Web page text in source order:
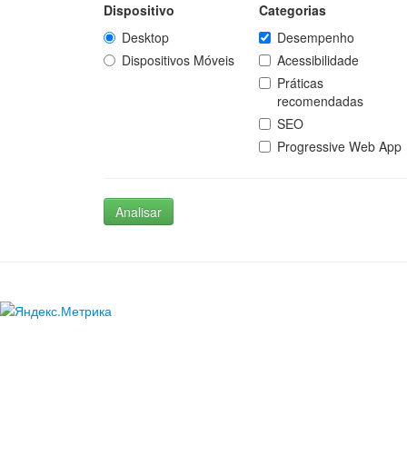
Dispositivo
Desktop
Dispositivos Móveis
Categorias
Desempenho
Acessibilidade
Práticas
recomendadas
SEO
Progressive Web App
Analisar